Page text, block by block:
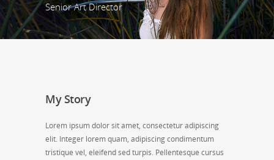
Senior Art Director
My Story
Lorem ipsum dolor sit amet, consectetur adipiscing
elit. Integer lorem quam, adipiscing condimentum
tristique vel, eleifend sed turpis. Pellentesque cursus